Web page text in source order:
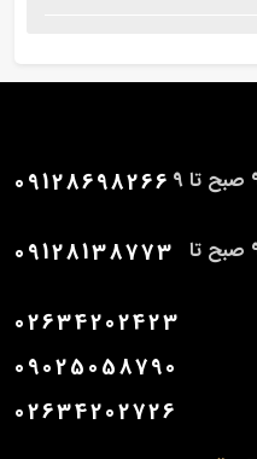
کارشناس فروش (پاسخ گویی 9 صبح تا 9 09128698266
کارشناس فروش (پاسخ گویی 9 صبح تا 09128138773
02634202423
09025058790
02634202726